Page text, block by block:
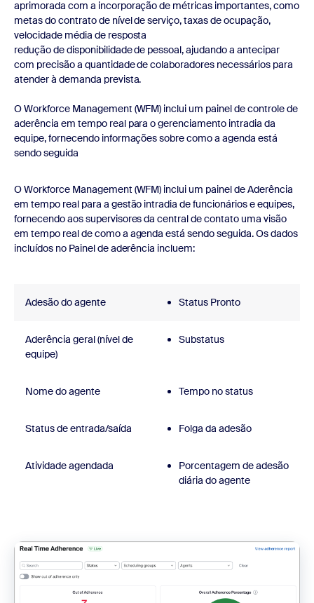
aprimorada com a incorporação de métricas importantes, como
metas do contrato de nível de serviço, taxas de ocupação,
velocidade média de resposta
redução de disponibilidade de pessoal, ajudando a antecipar
com precisão a quantidade de colaboradores necessários para
atender à demanda prevista.
O Workforce Management (WFM) inclui um painel de controle de
aderência em tempo real para o gerenciamento intradia da
equipe, fornecendo informações sobre como a agenda está
sendo seguida
O Workforce Management (WFM) inclui um painel de Aderência
em tempo real para a gestão intradia de funcionários e equipes,
fornecendo aos supervisores da central de contato uma visão
em tempo real de como a agenda está sendo seguida. Os dados
incluídos no Painel de aderência incluem:
Adesão do agente Status Pronto
Aderência geral (nível de
equipe)
Substatus
Nome do agente Tempo no status
Status de entrada/saída Folga da adesão
Atividade agendada
Porcentagem de adesão
diária do agente